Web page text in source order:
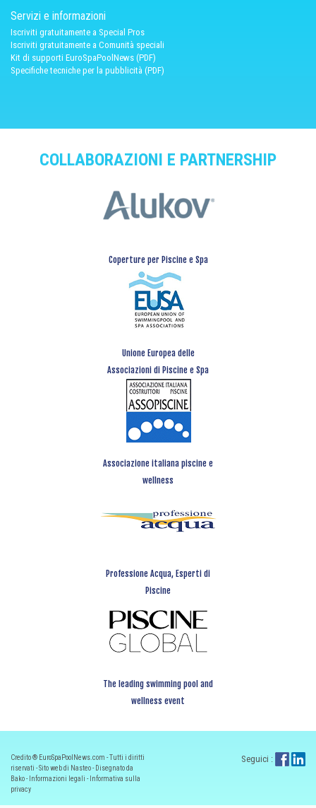
Servizi e informazioni
Iscriviti gratuitamente a Special Pros
Iscriviti gratuitamente a Comunità speciali
Kit di supporti EuroSpaPoolNews (PDF)
Specifiche tecniche per la pubblicità (PDF)
COLLABORAZIONI E PARTNERSHIP
Coperture per Piscine e Spa
Unione Europea delle
Associazioni di Piscine e Spa
Associazione italiana piscine e
wellness
Professione Acqua, Esperti di
Piscine
The leading swimming pool and
wellness event
Credito ® EuroSpaPoolNews.com - Tutti i diritti
riservati - Sito web di Nasteo - Disegnato da
Bako - Informazioni legali - Informativa sulla
privacy
Seguici :